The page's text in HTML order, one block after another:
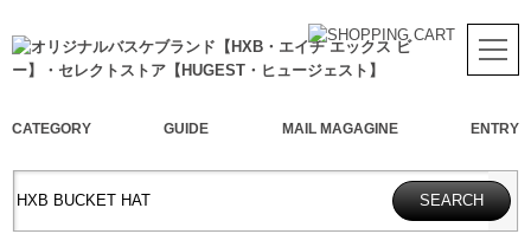
CATEGORY GUIDE MAIL MAGAGINE ENTRY